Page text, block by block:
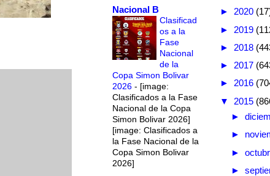
Nacional B
Clasificad
os a la
Fase
Nacional
de la
Copa Simon Bolivar
2026 - [image:
Clasificados a la Fase
Nacional de la Copa
Simon Bolivar 2026]
[image: Clasificados a
la Fase Nacional de la
Copa Simon Bolivar
2026]
► 2020
► 2019
► 2018
► 2017
► 2016
▼ 2015
►
►
►
►